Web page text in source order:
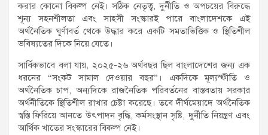
করার কোনো বিকল্প নেই। সঠিক নেতৃত্ব, দুর্নীতি ও অপচয়ের বিরুদ্ধে
শূন্য সহনশীলতা এবং সাহসী সংস্কারই পারে বাংলাদেশকে এই
অর্থনৈতিক ঘূর্ণাবর্ত থেকে উদ্ধার করে একটি সমতাভিত্তিক ও স্থিতিশীল
ভবিষ্যতের দিকে নিয়ে যেতে।
সার্বিকভাবে বলা যায়, ২০২৫-২৬ অর্থবছর ছিল বাংলাদেশের জন্য এক
ধরনের “সংকট সামাল দেওয়ার বছর”। একদিকে মূল্যস্ফীতি ও
অর্থনৈতিক চাপ, অন্যদিকে রাজনৈতিক পরিবর্তনের বাস্তবতায় সরকার
অর্থনীতিকে স্থিতিশীল রাখার চেষ্টা করেছে। তবে দীর্ঘমেয়াদে অর্থনৈতিক
স্বস্তি ফিরিয়ে আনতে উৎপাদন বৃদ্ধি, কর্মসংস্থান সৃষ্টি, দুর্নীতি নিয়ন্ত্রণ এবং
আর্থিক খাতের সংস্কারের বিকল্প নেই।